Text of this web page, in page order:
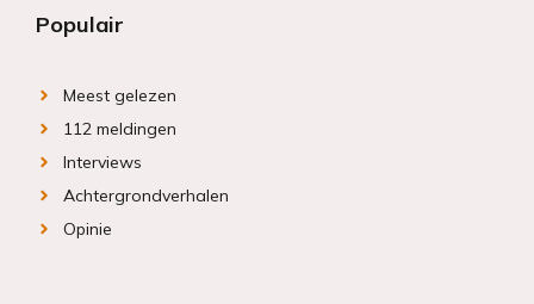
Populair
Meest gelezen
112 meldingen
Interviews
Achtergrondverhalen
Opinie